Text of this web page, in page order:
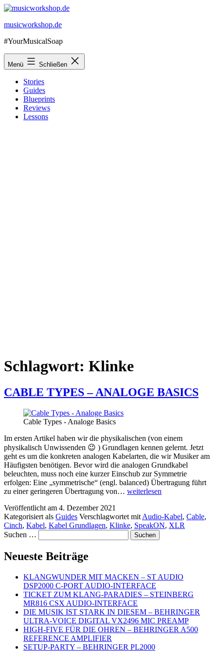
Zum
springen
musicworkshop.de
#YourMusicalSoap
Menü Schließen
Stories
Guides
Blueprints
Reviews
Lessons
Schlagwort: Klinke
CABLE TYPES – ANALOGE BASICS
Cable Types - Analoge Basics
Im ersten Artikel haben wir die physikalischen (von einem
physikalisch Unwissenden 😉 ) Grundlagen kennen gelernt. Jetzt
geht es um die konkreten analogen Kabelarten, die wir Musiker am
Häufigsten benötigen. Bevor wird die analogen Grundkabel
beleuchten, muss noch eine kurzer Einschub zur Symmetrie
erfolgen: Eine „symmetrische“ (engl. balanced) Übertragung führt
zu einer geringeren Übertragung von… CABLE
ANALOGE
BASICS
weiterlesen
Veröffentlicht am 4. Dezember 2021
Kategorisiert als Guides Verschlagwortet mit Audio-Kabel, Cable,
Cinch, Kabel, Kabel Grundlagen, Klinke, SpeakON, XLR
Suchen …
Neueste Beiträge
KLANGWUNDER MIT MACKEN – ST AUDIO
DSP2000 C-PORT AUDIO-INTERFACE
TICKET ZUM KLANG-PARADIES – STEINBERG
MR816 CSX AUDIO-INTERFACE
DIE MUSIK IST STARK IN DIESEM – BEHRINGER
ULTRA-VOICE DIGITAL VX2496 MIC PREAMP
HIGH-FIVE FÜR DIE OHREN – BEHRINGER A500
REFERENCE AMPLIFIER
SETUP-PARTY – BEHRINGER PL2000